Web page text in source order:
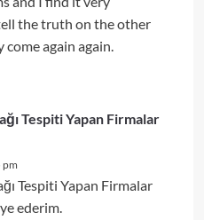
the truth on the other
again again.
Tespiti Yapan Firmalar
pm
Tespiti Yapan Firmalar
ederim.